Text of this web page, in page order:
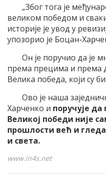
„Због тога је
великом победом и
историје је увод у
упозорио је Боцан-
Он је поручио да је
према прецима и према
Велика победа, који су
Ово је наша
Харченко и поручује
Великој победи није
прошлости већ и
и света.
www.in4s.net